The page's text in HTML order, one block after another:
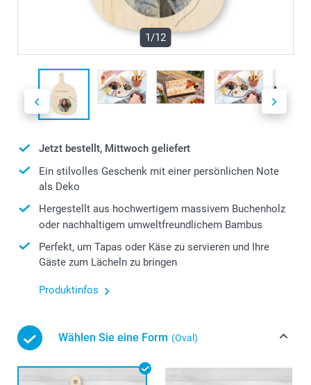
1/12
Jetzt bestellt, Mittwoch geliefert
Ein stilvolles Geschenk mit einer persönlichen Note
als Deko
Hergestellt aus hochwertigem massivem Buchenholz
oder nachhaltigem umweltfreundlichem Bambus
Perfekt, um Tapas oder Käse zu servieren und Ihre
Gäste zum Lächeln zu bringen
Produktinfos
Wählen Sie eine Form (Oval)